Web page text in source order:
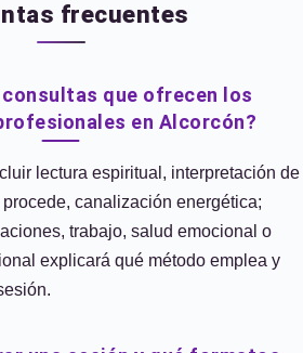
frecuentes
consultas que ofrecen los
en Alcorcón?
lectura espiritual, interpretación de
canalización energética;
trabajo, salud emocional o
explicará qué método emplea y